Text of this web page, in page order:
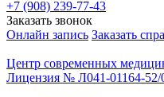
+7 (908) 239-77-43
Заказать звонок
Онлайн запись Заказать
Центр современных
Лицензия № Л041-01164-52/